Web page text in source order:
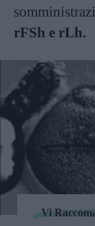
rFSh e rLh.
Vi